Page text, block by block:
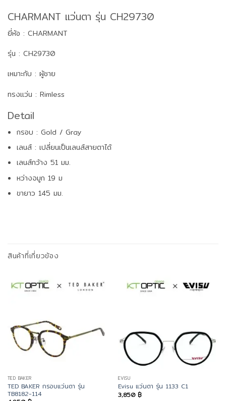
CHARMANT แว่นตา รุ่น CH29730
ยี่ห้อ : CHARMANT
รุ่น : CH29730
เหมาะกับ : ผู้ชาย
ทรงแว่น : Rimless
Detail
กรอบ : Gold / Gray
เลนส์ : เปลี่ยนเป็นเลนส์สายตาได้
เลนส์กว้าง 51 มม.
หว่างจมูก 19 ม
ขายาว 145 มม.
สินค้าที่เกี่ยวข้อง
TED BAKER
TED BAKER กรอบแว่นตา รุ่น
TB8182-114
EVISU
Evisu แว่นตา รุ่น 1133 C1
3,850 ฿